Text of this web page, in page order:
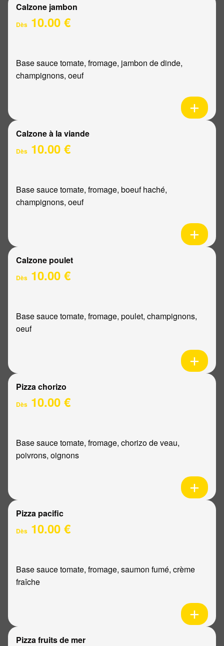
Calzone jambon
Dès 10.00 €
Base sauce tomate, fromage, jambon de dinde,
champignons, oeuf
Calzone à la viande
Dès 10.00 €
Base sauce tomate, fromage, boeuf haché,
champignons, oeuf
Calzone poulet
Dès 10.00 €
Base sauce tomate, fromage, poulet, champignons,
oeuf
Pizza chorizo
Dès 10.00 €
Base sauce tomate, fromage, chorizo de veau,
poivrons, oignons
Pizza pacific
Dès 10.00 €
Base sauce tomate, fromage, saumon fumé, crème
fraîche
Pizza fruits de mer